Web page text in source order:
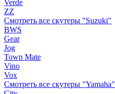
Verde
ZZ
Смотреть все скутеры "Suzuki"
BWS
Gear
Jog
Town Mate
Vino
Vox
Смотреть все скутеры "Yamaha"